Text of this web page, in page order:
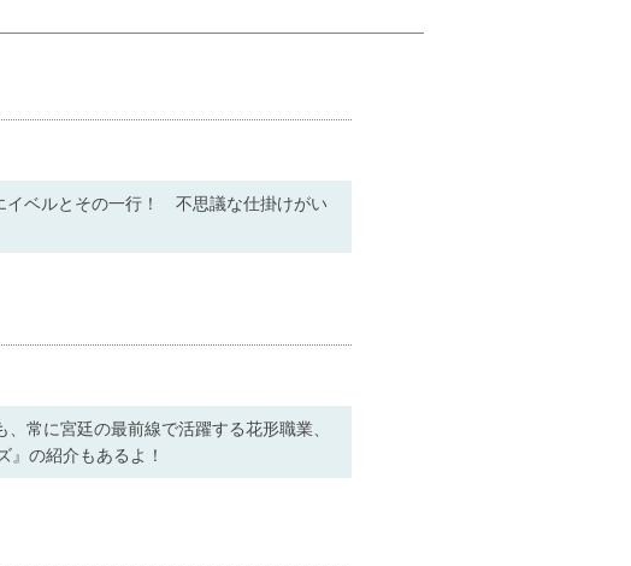
イベルとその一行！ 不思議な仕掛けがい
常に宮廷の最前線で活躍する花形職業、
の紹介もあるよ！